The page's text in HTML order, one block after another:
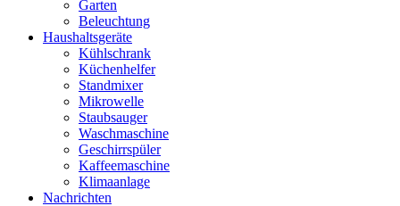
Garten
Beleuchtung
Haushaltsgeräte
Kühlschrank
Küchenhelfer
Standmixer
Mikrowelle
Staubsauger
Waschmaschine
Geschirrspüler
Kaffeemaschine
Klimaanlage
Nachrichten